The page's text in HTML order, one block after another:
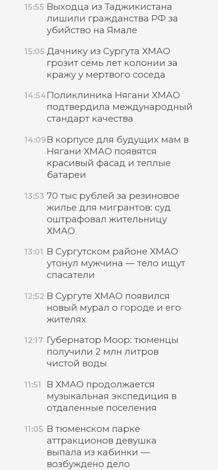
15:55 Выходца из Таджикистана
лишили гражданства РФ за
убийство на Ямале
15:05 Дачнику из Сургута ХМАО
грозит семь лет колонии за
кражу у мертвого соседа
14:54Поликлиника Нягани ХМАО
подтвердила международный
стандарт качества
14:09В корпусе для будущих мам в
Нягани ХМАО появятся
красивый фасад и теплые
батареи
13:53 70 тыс рублей за резиновое
жилье для мигрантов: суд
оштрафовал жительницу
ХМАО
13:01 В Сургутском районе ХМАО
утонул мужчина — тело ищут
спасатели
12:52 В Сургуте ХМАО появился
новый мурал о городе и его
жителях
12:17 Губернатор Моор: тюменцы
получили 2 млн литров
чистой воды
11:51
В ХМАО продолжается
музыкальная экспедиция в
отдаленные поселения
11:05 В тюменском парке
аттракционов девушка
выпала из кабинки —
возбуждено дело